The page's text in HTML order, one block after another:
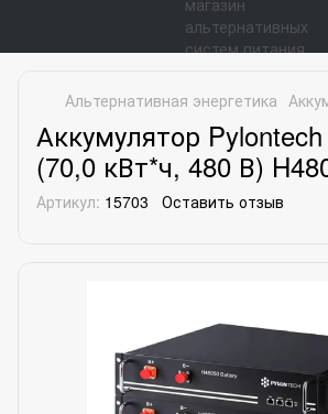
Альтернативная энергетика
Аккумулятор
(70,0 кВт*ч, 480 В)
Артикул: 15703 Оставить отзыв